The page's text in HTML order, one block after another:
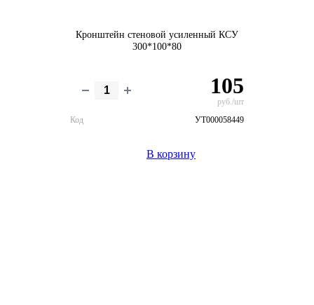
Кронштейн стеновой усиленный КСУ
300*100*80
105
руб./шт
Код
УТ000058449
В корзину